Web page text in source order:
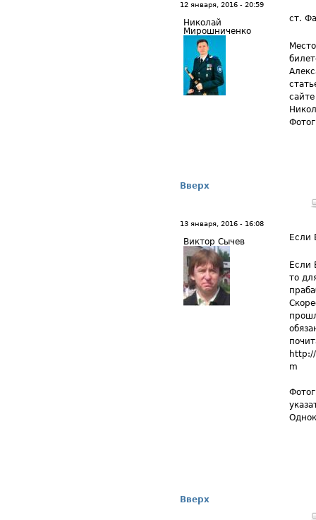
12 января, 2016 - 20:59
Николай
Мирошниченко
ст.
Вверх
13 января, 2016 - 16:08
Виктор Сычев Если
Если
то
m
Вверх